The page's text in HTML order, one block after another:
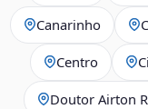
Canarinho
Centro
Doutor Airton